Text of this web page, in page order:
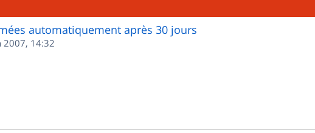
automatiquement après 30 jours
2007, 14:32